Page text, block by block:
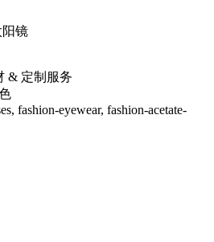
阳镜
& 定制服务
fashion-eyewear, fashion-acetate-